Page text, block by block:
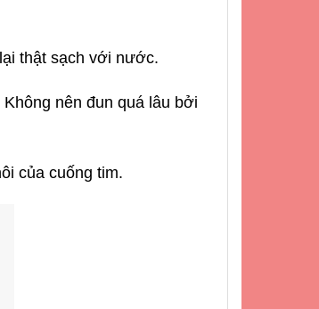
thật sạch với nước.
nên đun quá lâu bởi
của cuống tim.